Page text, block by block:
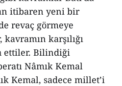
itibaren yeni bir
revaç görmeye
karşılığı
ettiler. Bilindiği
Nâmık Kemal
Kemal, sadece millet’i